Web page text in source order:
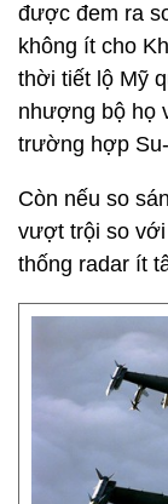
được đem ra
không ít cho
thời tiết lộ Mỹ
nhượng bộ họ
trường hợp
Còn nếu so
vượt trội so
thống radar ít